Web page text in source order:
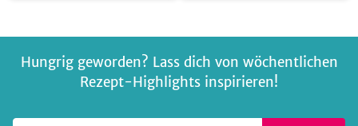
Hungrig geworden? Lass dich von wöchentlichen
Rezept-Highlights inspirieren!